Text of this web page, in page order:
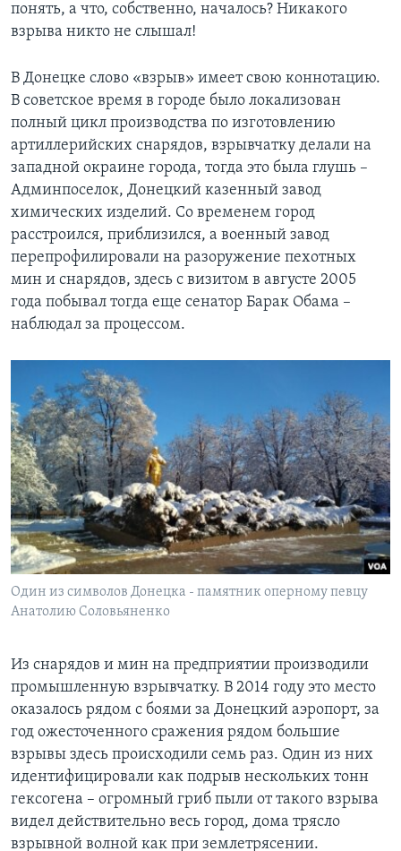
понять, а что, собственно, началось? Никакого
взрыва никто не слышал!
В Донецке слово «взрыв» имеет свою коннотацию.
В советское время в городе было локализован
полный цикл производства по изготовлению
артиллерийских снарядов, взрывчатку делали на
западной окраине города, тогда это была глушь –
Админпоселок, Донецкий казенный завод
химических изделий. Со временем город
расстроился, приблизился, а военный завод
перепрофилировали на разоружение пехотных
мин и снарядов, здесь с визитом в августе 2005
года побывал тогда еще сенатор Барак Обама –
наблюдал за процессом.
Oдин из символов Донецка - памятник оперному певцу
Анатолию Соловьяненко
Из снарядов и мин на предприятии производили
промышленную взрывчатку. В 2014 году это место
оказалось рядом с боями за Донецкий аэропорт, за
год ожесточенного сражения рядом большие
взрывы здесь происходили семь раз. Один из них
идентифицировали как подрыв нескольких тонн
гексогена – огромный гриб пыли от такого взрыва
видел действительно весь город, дома трясло
взрывной волной как при землетрясении.